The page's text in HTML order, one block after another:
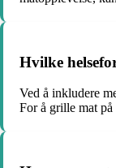
Hvilke
Ved å inkludere
For å grille mat på